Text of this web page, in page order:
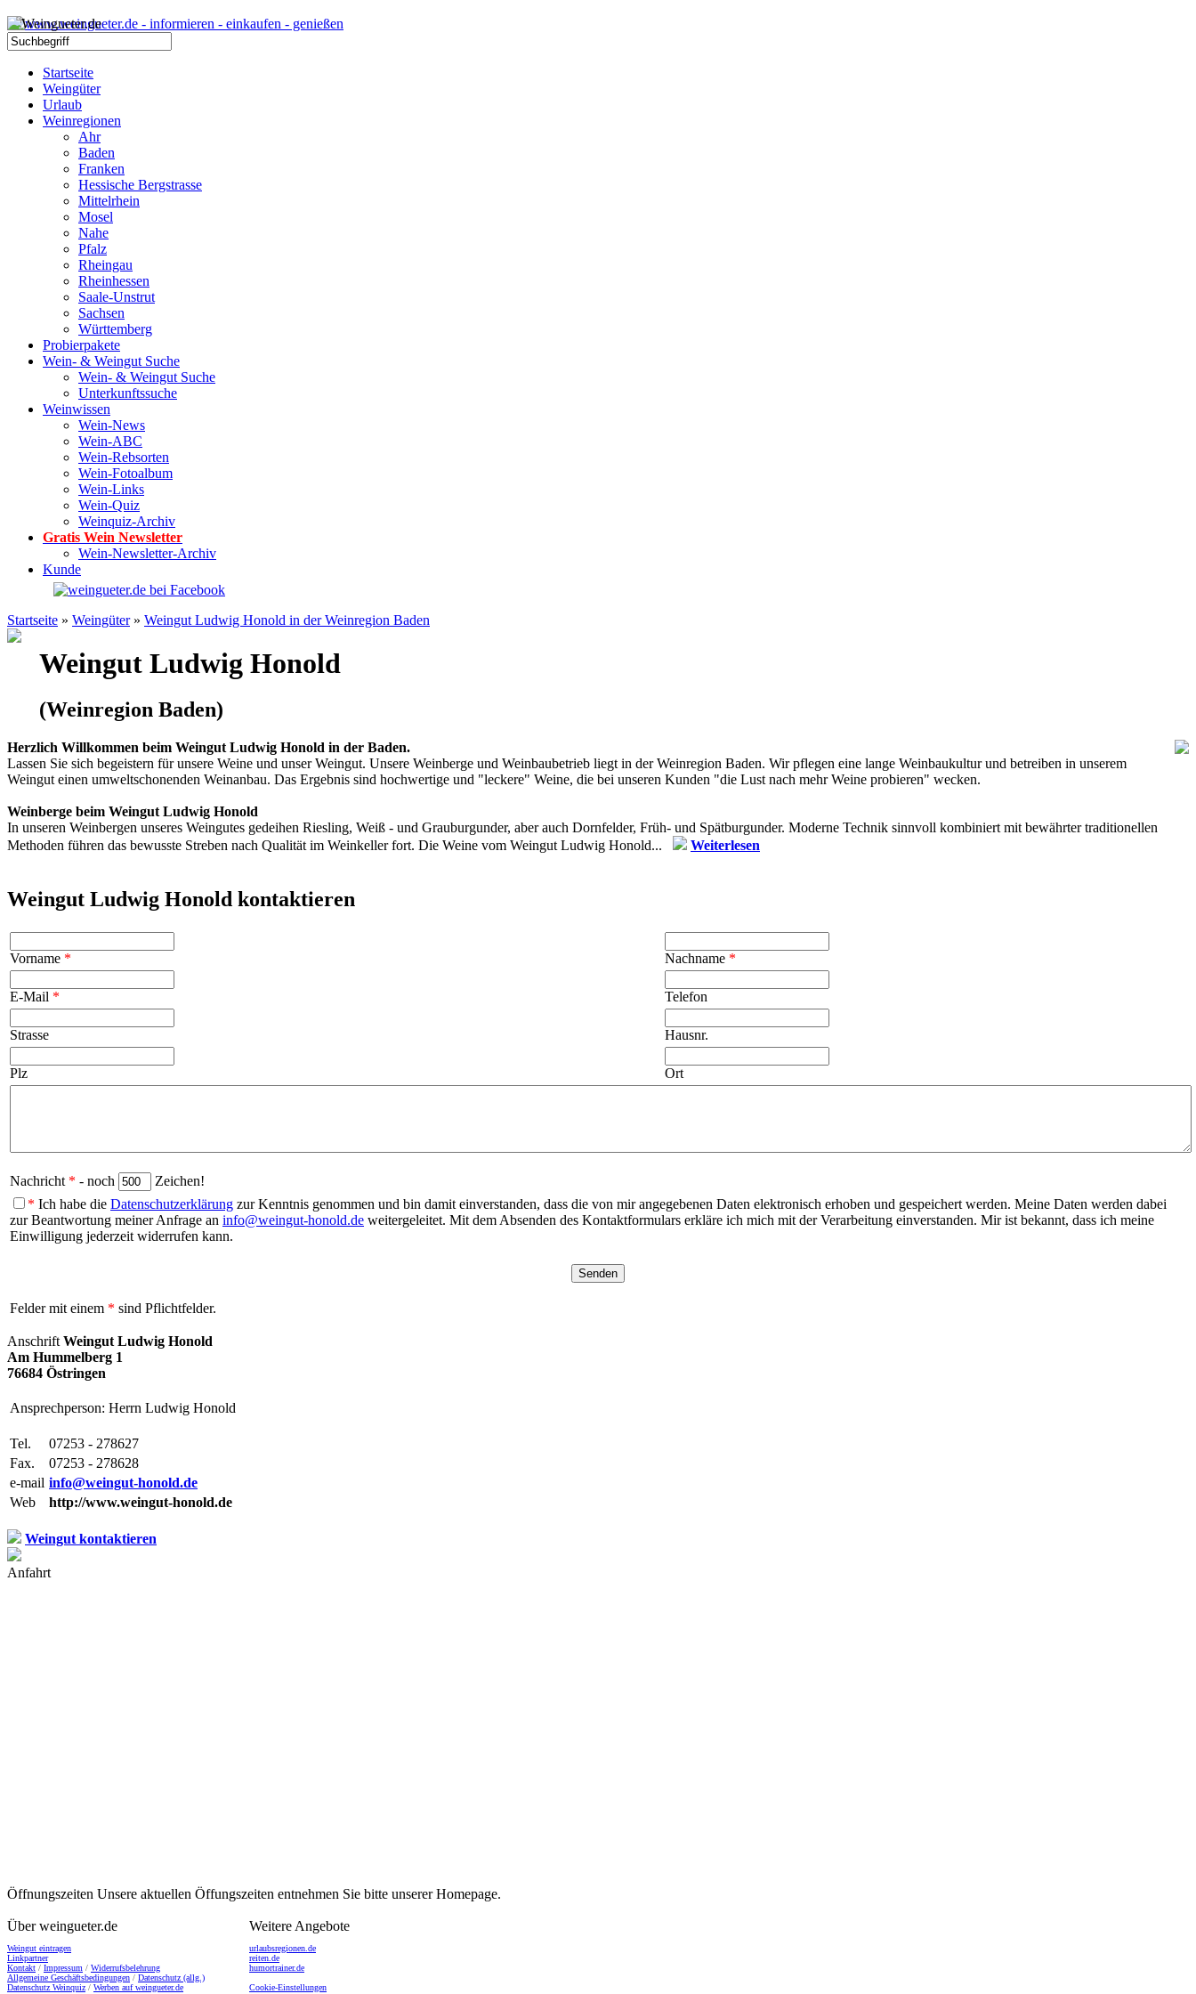
Startseite
Weingüter
Urlaub
Weinregionen
Ahr
Baden
Franken
Hessische Bergstrasse
Mittelrhein
Mosel
Nahe
Pfalz
Rheingau
Rheinhessen
Saale-Unstrut
Sachsen
Württemberg
Probierpakete
Wein- & Weingut Suche
Wein- & Weingut Suche
Unterkunftssuche
Weinwissen
Wein-News
Wein-ABC
Wein-Rebsorten
Wein-Fotoalbum
Wein-Links
Wein-Quiz
Weinquiz-Archiv
Gratis Wein Newsletter
Wein-Newsletter-Archiv
Kunde
Startseite » Weingüter » Weingut Ludwig Honold in der Weinregion Baden
Weingut Ludwig Honold
(Weinregion Baden)
Herzlich Willkommen beim Weingut Ludwig Honold in der Baden.
Lassen Sie sich begeistern für unsere Weine und unser Weingut. Unsere Weinberge und Weinbaubetrieb liegt in der Weinregion Baden. Wir pflegen eine lange Weinbaukultur und betreiben in unserem
Weingut einen umweltschonenden Weinanbau. Das Ergebnis sind hochwertige und "leckere" Weine, die bei unseren Kunden "die Lust nach mehr Weine probieren" wecken.
Weinberge beim Weingut Ludwig Honold
In unseren Weinbergen unseres Weingutes gedeihen Riesling, Weiß - und Grauburgunder, aber auch Dornfelder, Früh- und Spätburgunder. Moderne Technik sinnvoll kombiniert mit bewährter traditionellen
Methoden führen das bewusste Streben nach Qualität im Weinkeller fort. Die Weine vom Weingut Ludwig Honold...
Weiterlesen
Weingut Ludwig Honold kontaktieren
Vorname * Nachname *
E-Mail * Telefon
Strasse Hausnr.
Plz Ort
Nachricht * - noch
Zeichen!
* Ich habe die Datenschutzerklärung zur Kenntnis genommen und bin damit einverstanden, dass die von mir angegebenen Daten elektronisch erhoben und gespeichert werden. Meine Daten werden dabei
zur Beantwortung meiner Anfrage an info@weingut-honold.de weitergeleitet. Mit dem Absenden des Kontaktformulars erkläre ich mich mit der Verarbeitung einverstanden. Mir ist bekannt, dass ich meine
Einwilligung jederzeit widerrufen kann.
Felder mit einem * sind Pflichtfelder.
Anschrift Weingut Ludwig Honold
Am Hummelberg 1
76684 Östringen
Ansprechperson: Herrn Ludwig Honold
Tel.
07253 - 278627
Fax.
07253 - 278628
e-mail info@weingut-honold.de
Web
http://www.weingut-honold.de
Weingut kontaktieren
Anfahrt
Öffnungszeiten Unsere aktuellen Öffungszeiten entnehmen Sie bitte unserer Homepage.
Über weingueter.de
Weingut eintragen
Linkpartner
Kontakt / Impressum / Widerrufsbelehrung
Allgemeine Geschäftsbedingungen / Datenschutz (allg.)
Datenschutz Weinquiz / Werben auf weingueter.de
Weitere Angebote
urlaubsregionen.de
reiten.de
humortrainer.de
Cookie-Einstellungen